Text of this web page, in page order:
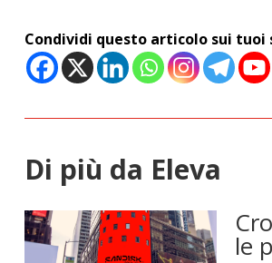
Condividi questo articolo sui tuoi
Di più da Eleva
le